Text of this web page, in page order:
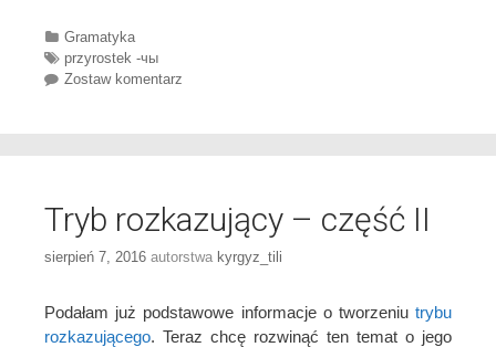
Categories
Gramatyka
Tags
przyrostek -чы
Zostaw komentarz
Tryb rozkazujący – część II
sierpień 7, 2016 autorstwa kyrgyz_tili
Podałam już podstawowe informacje o tworzeniu trybu
rozkazującego. Teraz chcę rozwinąć ten temat o jego